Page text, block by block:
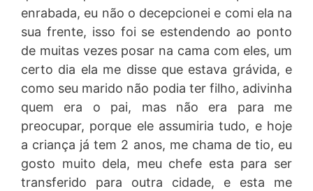
enrabada, eu não o decepcionei e comi ela na
sua frente, isso foi se estendendo ao ponto
de muitas vezes posar na cama com eles, um
certo dia ela me disse que estava grávida, e
como seu marido não podia ter filho, adivinha
quem era o pai, mas não era para me
preocupar, porque ele assumiria tudo, e hoje
a criança já tem 2 anos, me chama de tio, eu
gosto muito dela, meu chefe esta para ser
transferido para outra cidade, e esta me